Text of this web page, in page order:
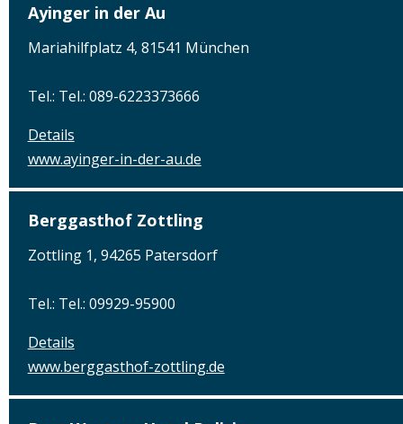
Ayinger in der Au
Mariahilfplatz 4, 81541 München
Tel.: Tel.: 089-6223373666
Details
www.ayinger-in-der-au.de
Berggasthof Zottling
Zottling 1, 94265 Patersdorf
Tel.: Tel.: 09929-95900
Details
www.berggasthof-zottling.de